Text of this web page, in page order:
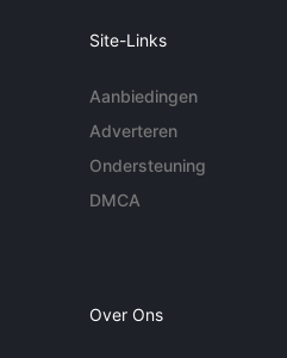
Site-Links
Aanbiedingen
Adverteren
Ondersteuning
DMCA
Over Ons